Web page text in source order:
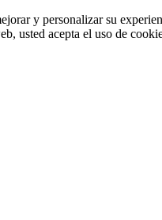
y personalizar su
usted acepta el uso de